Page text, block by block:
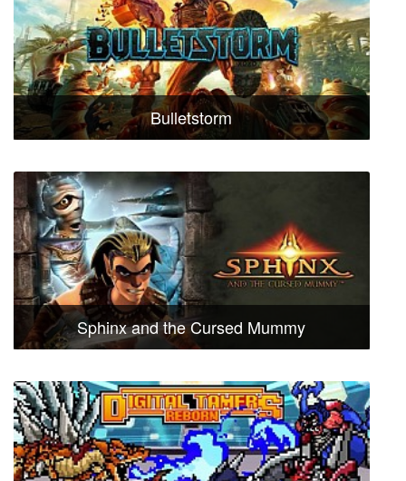
Bulletstorm
Sphinx and the Cursed Mummy